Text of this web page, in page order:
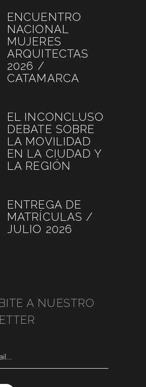
ENCUENTRO
NACIONAL
MUJERES
ARQUITECTAS
2026 /
CATAMARCA
EL INCONCLUSO
DEBATE SOBRE
LA MOVILIDAD
EN LA CIUDAD Y
LA REGIÓN
ENTREGA DE
MATRÍCULAS /
JULIO 2026
A NUESTRO